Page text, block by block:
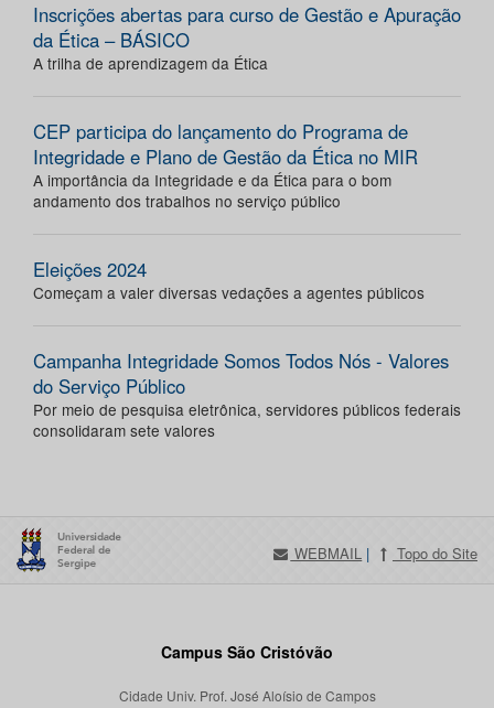
Inscrições abertas para curso de Gestão e Apuração
da Ética – BÁSICO
A trilha de aprendizagem da Ética
CEP participa do lançamento do Programa de
Integridade e Plano de Gestão da Ética no MIR
A importância da Integridade e da Ética para o bom
andamento dos trabalhos no serviço público
Eleições 2024
Começam a valer diversas vedações a agentes públicos
Campanha Integridade Somos Todos Nós - Valores
do Serviço Público
Por meio de pesquisa eletrônica, servidores públicos federais
consolidaram sete valores
WEBMAIL | Topo do Site
Campus São Cristóvão
Cidade Univ. Prof. José Aloísio de Campos